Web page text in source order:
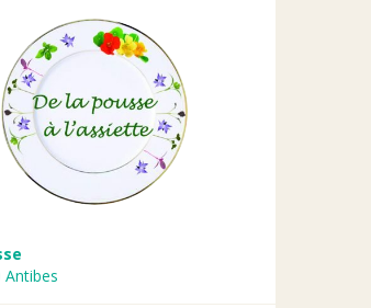
Antibes